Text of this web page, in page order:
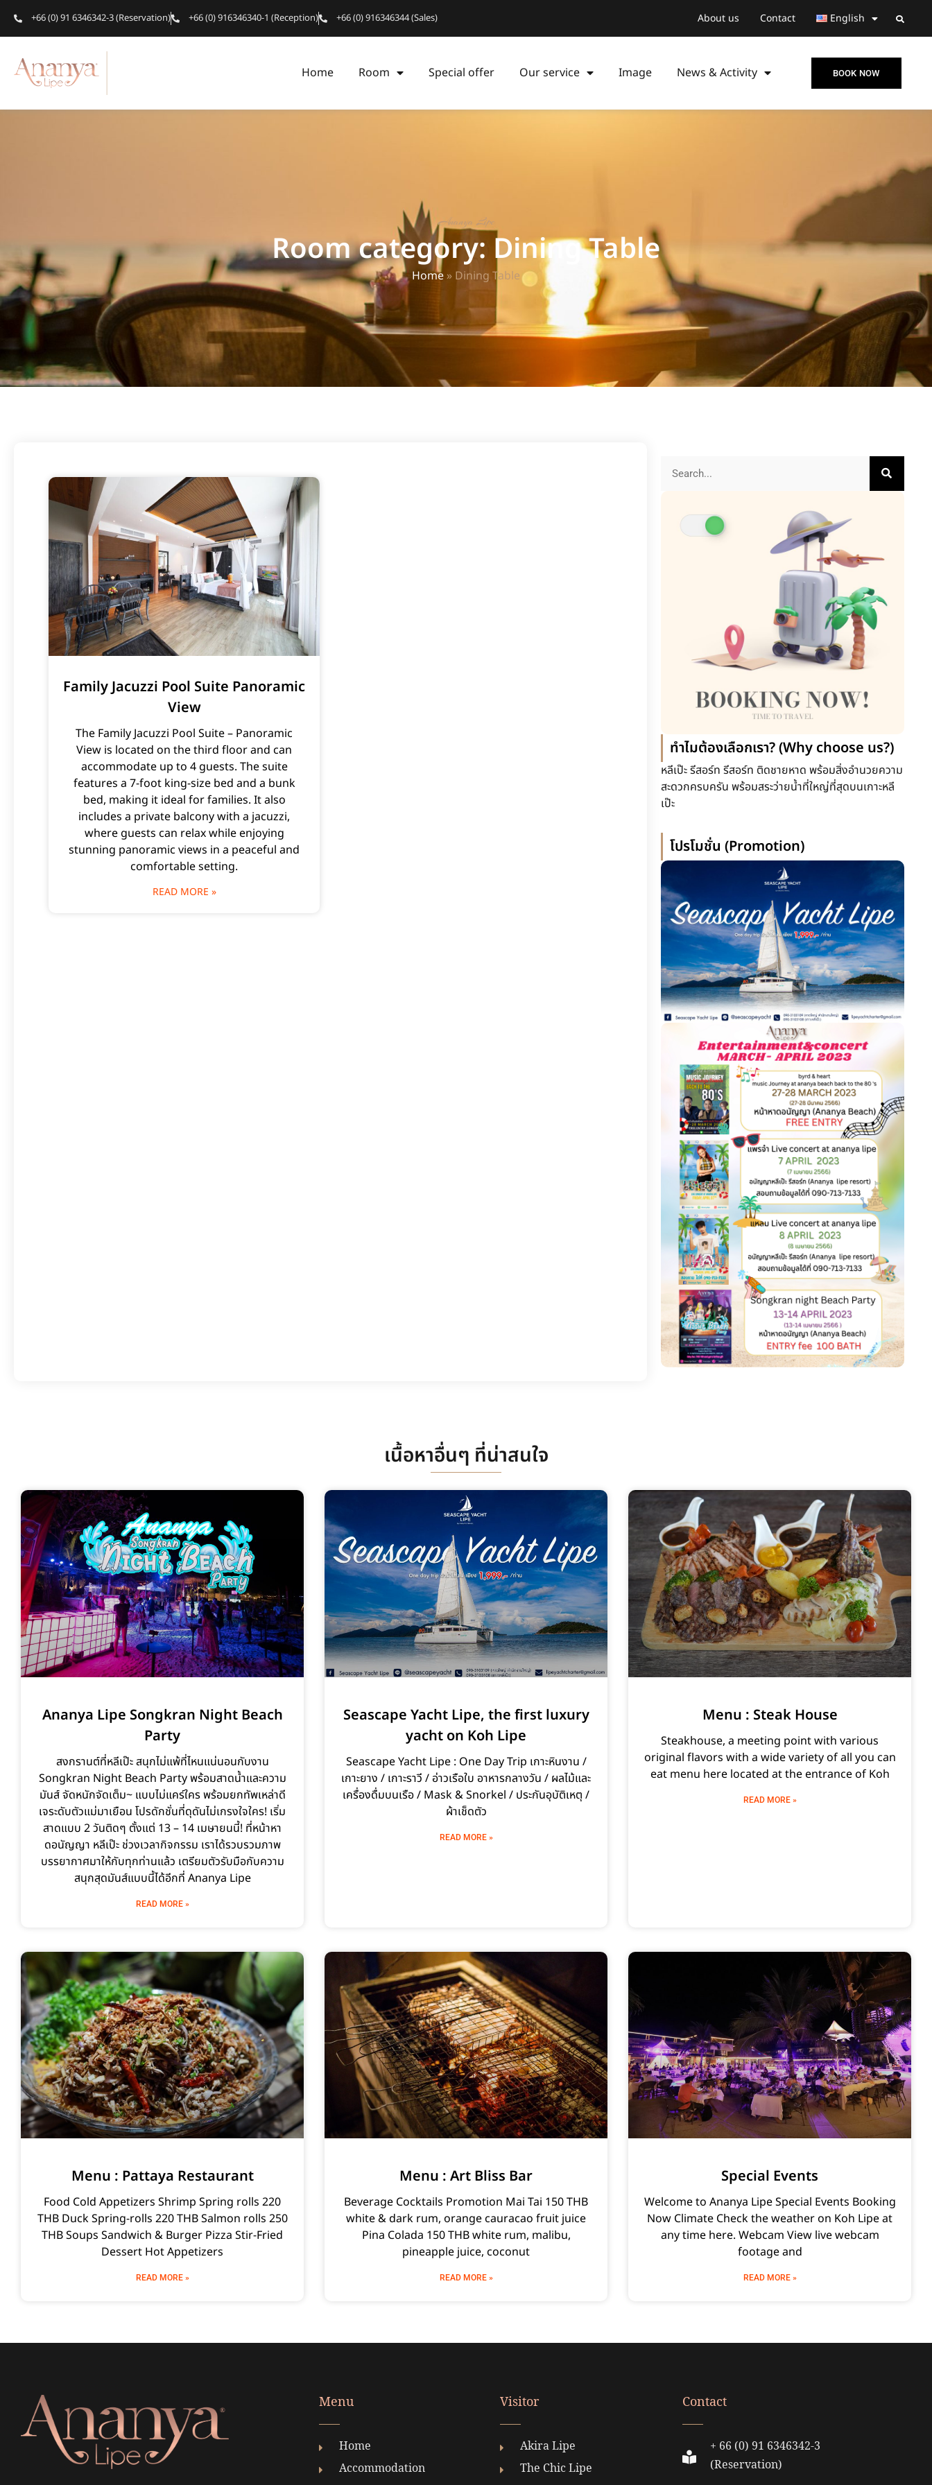
+66 (0) 91 6346342-3 (Reservation) +66 (0) 916346340-1 (Reception) +66 (0) 916346344 (Sales) About us Contact English
Home Room Special offer Our service Image News & Activity BOOK NOW
Ananya Lipe
Room category: Dining Table
Home » Dining Table
Family Jacuzzi Pool Suite Panoramic
View
The Family Jacuzzi Pool Suite – Panoramic
View is located on the third floor and can
accommodate up to 4 guests. The suite
features a 7-foot king-size bed and a bunk
bed, making it ideal for families. It also
includes a private balcony with a jacuzzi,
where guests can relax while enjoying
stunning panoramic views in a peaceful and
comfortable setting.
READ MORE »
ทำไมต้องเลือกเรา? (Why choose us?)
หลีเป๊ะ รีสอร์ท รีสอร์ท ติดชายหาด พร้อมสิ่งอำนวยความ
สะดวกครบครัน พร้อมสระว่ายน้ำที่ใหญ่ที่สุดบนเกาะหลี
เป๊ะ
โปรโมชั่น (Promotion)
เนื้อหาอื่นๆ ที่น่าสนใจ
Ananya Lipe Songkran Night Beach
Party
สงกรานต์ที่หลีเป๊ะ สนุกไม่แพ้ที่ไหนแน่นอนกับงาน
Songkran Night Beach Party พร้อมสาดน้ำและความ
มันส์ จัดหนักจัดเต็ม~ แบบไม่แคร์ใคร พร้อมยกทัพเหล่าดี
เจระดับตัวแม่มาเยือน โปรดักชั่นที่ดุดันไม่เกรงใจใคร! เริ่ม
สาดแบบ 2 วันติดๆ ตั้งแต่ 13 – 14 เมษายนนี้! ที่หน้าหา
ดอนัญญา หลีเป๊ะ ช่วงเวลากิจกรรม เราได้รวบรวมภาพ
บรรยากาศมาให้กับทุกท่านแล้ว เตรียมตัวรับมือกับความ
สนุกสุดมันส์แบบนี้ได้อีกที่ Ananya Lipe
READ MORE »
Seascape Yacht Lipe, the first luxury
yacht on Koh Lipe
Seascape Yacht Lipe : One Day Trip เกาะหินงาน /
เกาะยาง / เกาะราวี / อ่าวเรือใบ อาหารกลางวัน / ผลไม้และ
เครื่องดื่มบนเรือ / Mask & Snorkel / ประกันอุบัติเหตุ /
ผ้าเช็ดตัว
READ MORE »
Menu : Steak House
Steakhouse, a meeting point with various
original flavors with a wide variety of all you can
eat menu here located at the entrance of Koh
READ MORE »
Menu : Pattaya Restaurant
Food Cold Appetizers Shrimp Spring rolls 220
THB Duck Spring-rolls 220 THB Salmon rolls 250
THB Soups Sandwich & Burger Pizza Stir-Fried
Dessert Hot Appetizers
READ MORE »
Menu : Art Bliss Bar
Beverage Cocktails Promotion Mai Tai 150 THB
white & dark rum, orange cauracao fruit juice
Pina Colada 150 THB white rum, malibu,
pineapple juice, coconut
READ MORE »
Special Events
Welcome to Ananya Lipe Special Events Booking
Now Climate Check the weather on Koh Lipe at
any time here. Webcam View live webcam
footage and
READ MORE »
Menu
Home
Accommodation
Visitor
Akira Lipe
The Chic Lipe
Contact
+ 66 (0) 91 6346342-3
(Reservation)